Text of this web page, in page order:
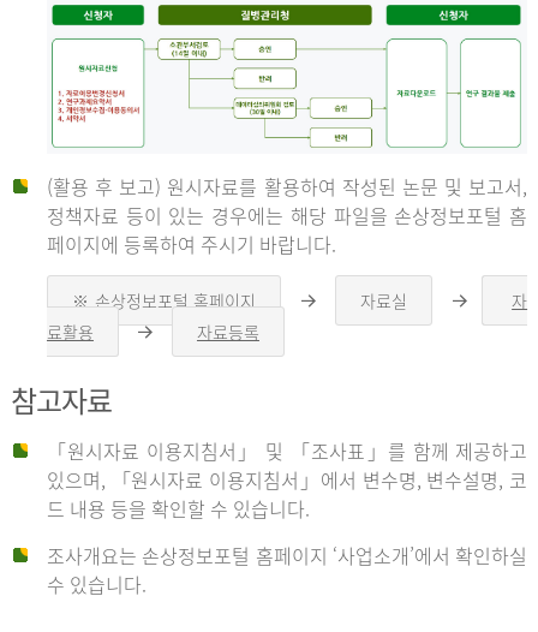
신
청
자
신
청
자
는
1.
자
(활용 후 보고) 원시자료를 활용하여 작성된 논문 및 보고서,
정책자료 등이 있는 경우에는 해당 파일을 손상정보포털 홈
페이지에 등록하여 주시기 바랍니다.
※ 손상정보포털 홈페이지
른
자료실
른
자
료활용
른
자료등록
참고자료
「원시자료 이용지침서」 및 「조사표」를 함께 제공하고
있으며, 「원시자료 이용지침서」에서 변수명, 변수설명, 코
드 내용 등을 확인할 수 있습니다.
조사개요는 손상정보포털 홈페이지 ‘사업소개’에서 확인하실
수 있습니다.